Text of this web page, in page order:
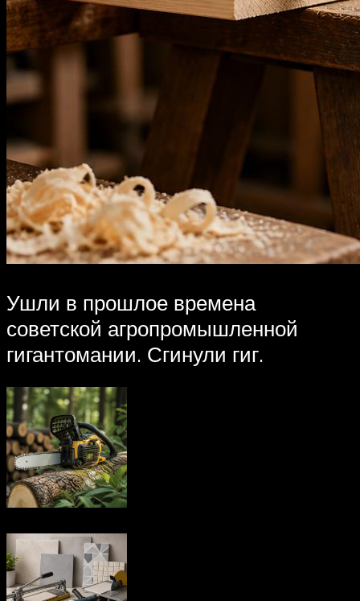
Ушли в прошлое времена
советской агропромышленной
гигантомании. Сгинули гиг.